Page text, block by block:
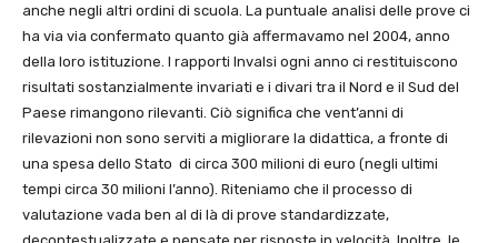
anche negli altri ordini di scuola. La puntuale analisi delle prove ci
ha via via confermato quanto già affermavamo nel 2004, anno
della loro istituzione. I rapporti Invalsi ogni anno ci restituiscono
risultati sostanzialmente invariati e i divari tra il Nord e il Sud del
Paese rimangono rilevanti. Ciò significa che vent’anni di
rilevazioni non sono serviti a migliorare la didattica, a fronte di
una spesa dello Stato di circa 300 milioni di euro (negli ultimi
tempi circa 30 milioni l’anno). Riteniamo che il processo di
valutazione vada ben al di là di prove standardizzate,